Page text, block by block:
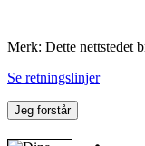
Merk: Dette nettstedet
Se retningslinjer
Jeg forstår